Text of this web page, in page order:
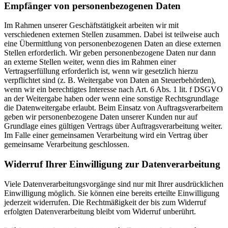
Empfänger von personenbezogenen Daten
Im Rahmen unserer Geschäftstätigkeit arbeiten wir mit
verschiedenen externen Stellen zusammen. Dabei ist teilweise auch
eine Übermittlung von personenbezogenen Daten an diese externen
Stellen erforderlich. Wir geben personenbezogene Daten nur dann
an externe Stellen weiter, wenn dies im Rahmen einer
Vertragserfüllung erforderlich ist, wenn wir gesetzlich hierzu
verpflichtet sind (z. B. Weitergabe von Daten an Steuerbehörden),
wenn wir ein berechtigtes Interesse nach Art. 6 Abs. 1 lit. f DSGVO
an der Weitergabe haben oder wenn eine sonstige Rechtsgrundlage
die Datenweitergabe erlaubt. Beim Einsatz von Auftragsverarbeitern
geben wir personenbezogene Daten unserer Kunden nur auf
Grundlage eines gültigen Vertrags über Auftragsverarbeitung weiter.
Im Falle einer gemeinsamen Verarbeitung wird ein Vertrag über
gemeinsame Verarbeitung geschlossen.
Widerruf Ihrer Einwilligung zur Datenverarbeitung
Viele Datenverarbeitungsvorgänge sind nur mit Ihrer ausdrücklichen
Einwilligung möglich. Sie können eine bereits erteilte Einwilligung
jederzeit widerrufen. Die Rechtmäßigkeit der bis zum Widerruf
erfolgten Datenverarbeitung bleibt vom Widerruf unberührt.